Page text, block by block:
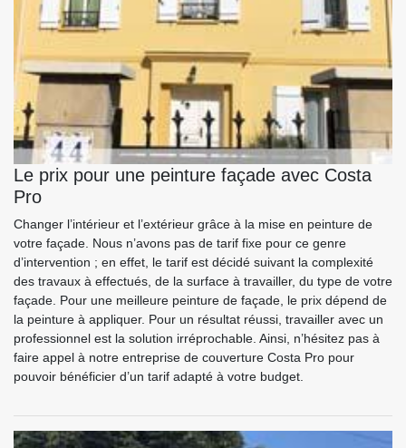
Le prix pour une peinture façade avec Costa
Pro
Changer l’intérieur et l’extérieur grâce à la mise en peinture de
votre façade. Nous n’avons pas de tarif fixe pour ce genre
d’intervention ; en effet, le tarif est décidé suivant la complexité
des travaux à effectués, de la surface à travailler, du type de votre
façade. Pour une meilleure peinture de façade, le prix dépend de
la peinture à appliquer. Pour un résultat réussi, travailler avec un
professionnel est la solution irréprochable. Ainsi, n’hésitez pas à
faire appel à notre entreprise de couverture Costa Pro pour
pouvoir bénéficier d’un tarif adapté à votre budget.